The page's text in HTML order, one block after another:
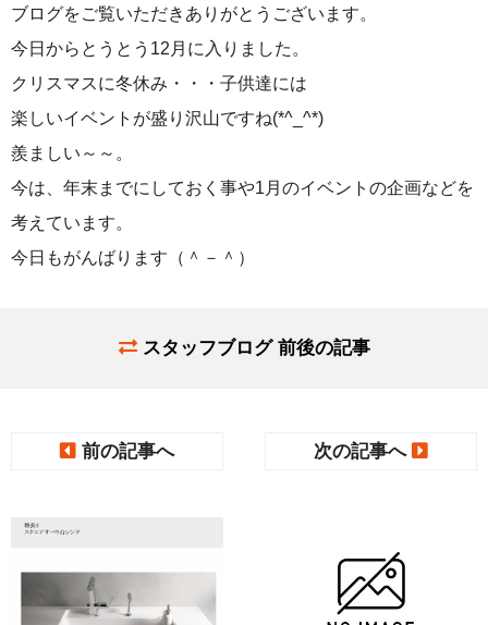
ブログをご覧いただきありがとうございます。
今日からとうとう12月に入りました。
クリスマスに冬休み・・・子供達には
楽しいイベントが盛り沢山ですね(*^_^*)
羨ましい～～。
今は、年末までにしておく事や1月のイベントの企画などを
考えています。
今日もがんばります（＾－＾）
スタッフブログ 前後の記事
前の記事へ 次の記事へ